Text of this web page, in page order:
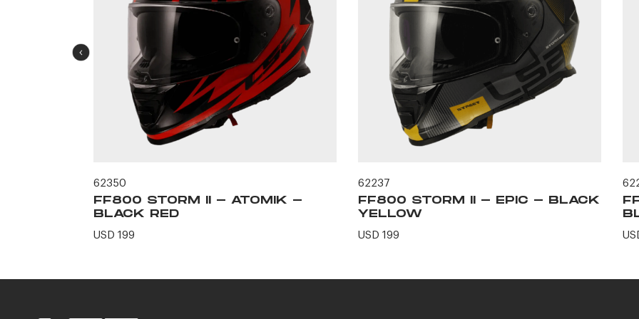
62350
FF800 STORM II - ATOMIK -
BLACK RED
USD 199
62237
FF800 STORM II - EPIC - BLACK
YELLOW
USD 199